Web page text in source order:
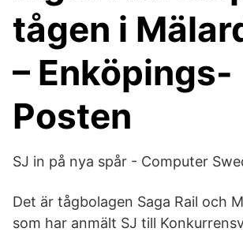
tågen i
– Enköpings-
Posten
SJ in på nya spår - Computer
Det är tågbolagen Saga Rail och
som har anmält SJ till